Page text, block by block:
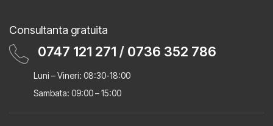
Consultanta gratuita
0747 121 271 / 0736 352 786
Luni – Vineri: 08:30-18:00
Sambata: 09:00 – 15:00